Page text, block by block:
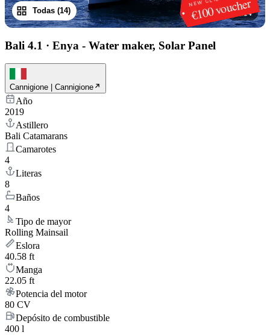
€100 voucher
1/14
Todas (14)
Bali 4.1 · Enya - Water maker, Solar Panel
Cannigione | Cannigione
Año
2019
Astillero
Bali Catamarans
Camarotes
4
Literas
8
Baños
4
Tipo de mayor
Rolling Mainsail
Eslora
40.58 ft
Manga
22.05 ft
Potencia del motor
80 CV
Depósito de combustible
400 l